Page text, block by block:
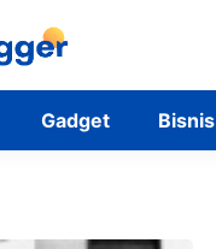
Gadget Bisnis